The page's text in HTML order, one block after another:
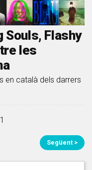
Souls, Flashy
les
en català dels darrers
Següent >